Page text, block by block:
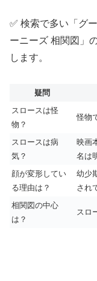
✅ 検索で多い「グ
ーニーズ 相関図」
します。
疑問
スロースは怪
物？
怪物
スロースは病
気？
映画
名は
顔が変形してい
る理由は？
幼少
され
相関図の中心
は？
スロ